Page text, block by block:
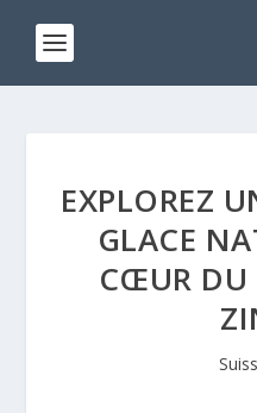
EXPLOREZ
GLACE
CŒUR DU